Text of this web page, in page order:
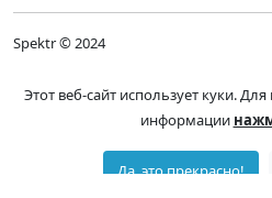
Spektr © 2024
Этот веб-сайт использует куки.
информации
Да, это прекрасно!